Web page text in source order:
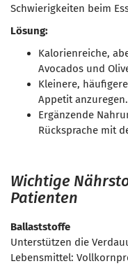
Schwierigkeiten beim
Lösung:
Kalorienreiche,
Avocados und
Kleinere,
Appetit anzuregen.
Ergänzende
Rücksprache mit
Wichtige
Patienten
Ballaststoffe
Unterstützen die
Lebensmittel: